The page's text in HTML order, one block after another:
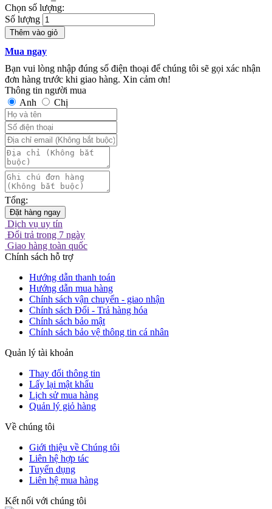
Chọn số lượng:
Số lượng
Thêm vào giỏ
Mua ngay
Bạn vui lòng nhập đúng số điện thoại để chúng tôi sẽ gọi xác nhận
đơn hàng trước khi giao hàng. Xin cảm ơn!
Thông tin người mua
Anh
Chị
Tổng:
Đặt hàng ngay
Dịch vụ uy tín
Đổi trả trong 7 ngày
Giao hàng toàn quốc
Chính sách hỗ trợ
Hướng dẫn thanh toán
Hướng dẫn mua hàng
Chính sách vận chuyển - giao nhận
Chính sách Đổi - Trả hàng hóa
Chính sách bảo mật
Chính sách bảo vệ thông tin cá nhân
Quản lý tài khoản
Thay đổi thông tin
Lấy lại mật khẩu
Lịch sử mua hàng
Quản lý giỏ hàng
Về chúng tôi
Giới thiệu về Chúng tôi
Liên hệ hợp tác
Tuyển dụng
Liên hệ mua hàng
Kết nối với chúng tôi